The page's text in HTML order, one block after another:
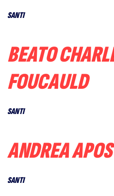
SANTI
BEATO
FOUCAULD
SANTI
ANDREA
SANTI